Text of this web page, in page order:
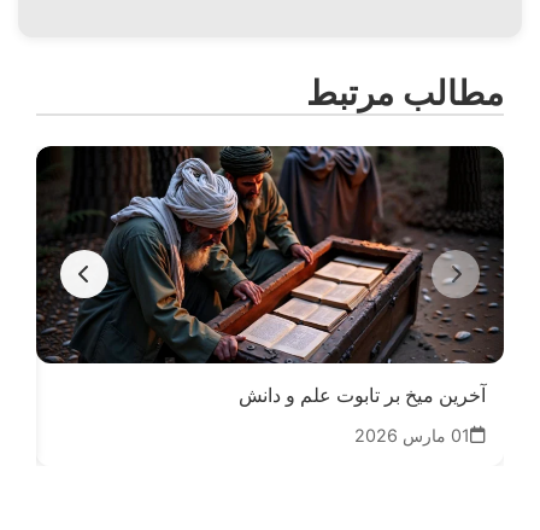
مطالب مرتبط
آخرین میخ بر تابوت علم و دانش
01 مارس 2026